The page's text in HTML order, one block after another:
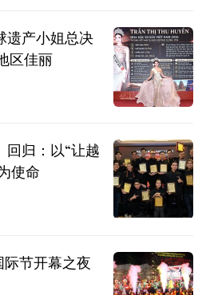
遗产小姐总决
区佳丽
回归：以“让越
使命
节开幕之夜